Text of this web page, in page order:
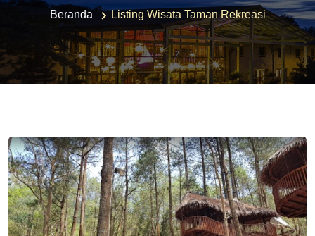
Beranda Listing Wisata Taman Rekreasi